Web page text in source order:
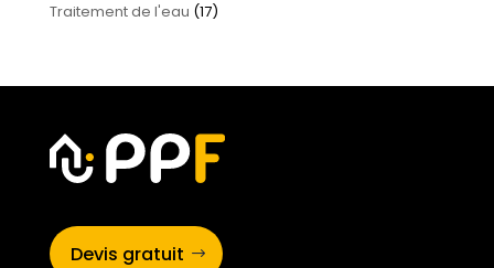
Traitement de l'eau (17)
Devis gratuit